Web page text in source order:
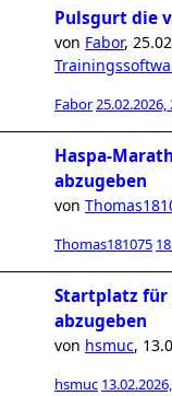
Pulsgurt die
von Fabor,
Fabor25.02.2026,
Haspa-
abzugeben
von
Thomas181075
Startplatz für
abzugeben
von hsmuc,
hsmuc